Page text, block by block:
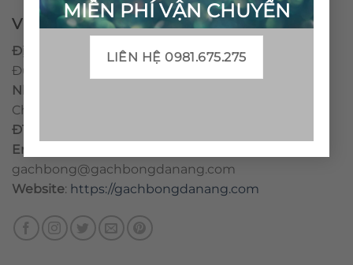
MIỄN PHÍ VẬN CHUYỂN
LIÊN HỆ 0981.675.275
VPĐD - CTY TNHH GẠCH BÔNG VIỆT NAM
Địa chỉ:
CCN Quán Lát, Xã Đức Chánh, Huyện Mộ
Đức, Tỉnh Quảng Ngãi
Nhà máy miền trung:
Chánh, Huyện Mộ Đức, Tỉnh Quảng Ngãi, Việt Nam
ĐT
Email
gachbong@gachbongdanang.com
Website: https://gachbongdanang.com